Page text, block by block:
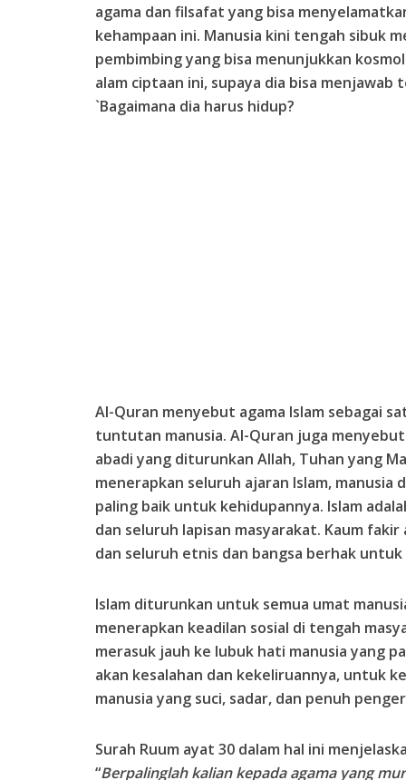
agama dan filsafat yang bisa
kehampaan ini. Manusia kini tengah sibuk
pembimbing yang bisa menunjukkan
alam ciptaan ini, supaya dia bisa
`Bagaimana dia harus hidup?
Al-Quran menyebut agama Islam sebagai
tuntutan manusia. Al-Quran juga menyebut
abadi yang diturunkan Allah, Tuhan yang
menerapkan seluruh ajaran Islam, manusia
paling baik untuk kehidupannya. Islam
dan seluruh lapisan masyarakat. Kaum
dan seluruh etnis dan bangsa berhak
Islam diturunkan untuk semua umat
menerapkan keadilan sosial di tengah
merasuk jauh ke lubuk hati manusia yang
akan kesalahan dan kekeliruannya, untuk
manusia yang suci, sadar, dan penuh
Surah Ruum ayat 30 dalam hal ini
“Berpalinglah kalian kepada agama yang